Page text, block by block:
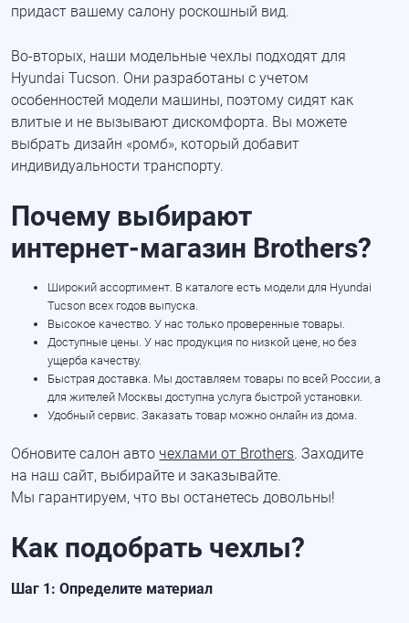
придаст вашему салону роскошный вид.
Во-вторых, наши модельные чехлы подходят для
Hyundai Tucson. Они разработаны с учетом
особенностей модели машины, поэтому сидят как
влитые и не вызывают дискомфорта. Вы можете
выбрать дизайн «ромб», который добавит
индивидуальности транспорту.
Почему выбирают
интернет-магазин Brothers?
Широкий ассортимент. В каталоге есть модели для Hyundai
Tucson всех годов выпуска.
Высокое качество. У нас только проверенные товары.
Доступные цены. У нас продукция по низкой цене, но без
ущерба качеству.
Быстрая доставка. Мы доставляем товары по всей России, а
для жителей Москвы доступна услуга быстрой установки.
Удобный сервис. Заказать товар можно онлайн из дома.
Обновите салон авточехлами от Brothers. Заходите
на наш сайт, выбирайте и заказывайте.
Мы гарантируем, что вы останетесь довольны!
Как подобрать чехлы?
Шаг 1: Определите материал